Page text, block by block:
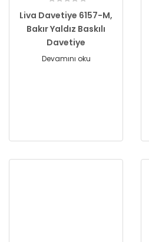
Liva Davetiye 6157-M,
Bakır Yaldız Baskılı
Davetiye
Devamını oku